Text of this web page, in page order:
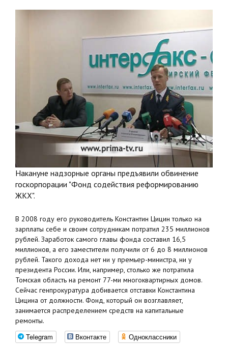
Накануне надзорные органы предъявили обвинение
госкорпорации "Фонд содействия реформированию
ЖКХ".
В 2008 году его руководитель Константин Цицин только на
зарплаты себе и своим сотрудникам потратил 235 миллионов
рублей. Заработок самого главы фонда составил 16,5
миллионов, а его заместители получили от 6 до 8 миллионов
рублей. Такого дохода нет ни у премьер-министра, ни у
президента России. Или, например, столько же потратила
Томская область на ремонт 77-ми многоквартирных домов.
Сейчас генпрокуратура добивается отставки Константина
Цицина от должности. Фонд, который он возглавляет,
занимается распределением средств на капитальные
ремонты.
Telegram Вконтакте Одноклассники